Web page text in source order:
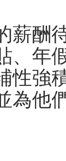
薪酬
、年
性強
為他